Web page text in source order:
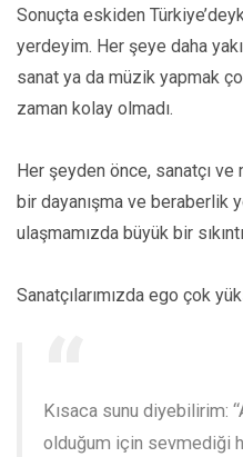
Sonuçta eskiden
yerdeyim. Her şeye daha
sanat ya da müzik yapmak
zaman kolay olmadı.
Her şeyden önce, sanatçı
bir dayanışma ve beraberlik
ulaşmamızda büyük bir
Sanatçılarımızda ego çok
Kısaca sunu diyebilirim:
olduğum için sevmediği